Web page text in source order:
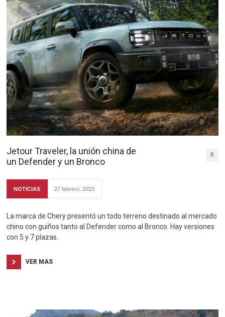
Jetour Traveler, la unión china de
un Defender y un Bronco
0
NOTICIAS 27 febrero, 2023
La marca de Chery presentó un todo terreno destinado al mercado
chino con guiños tanto al Defender como al Bronco. Hay versiones
con 5 y 7 plazas.
VER MAS